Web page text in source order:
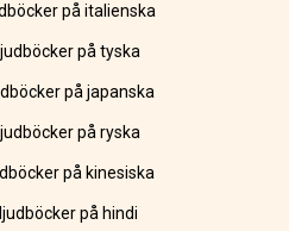
på italienska
på tyska
på japanska
på ryska
på kinesiska
på hindi